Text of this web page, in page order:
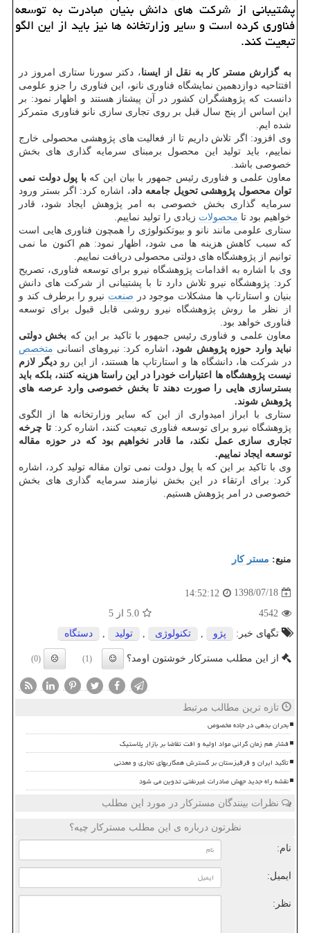
پشتیبانی از شركت های دانش بنیان مبادرت به توسعه
فناوری كرده است و سایر وزارتخانه ها نیز باید از این الگو
تبعیت كند.
به گزارش مستر كار به نقل از ایسنا، دكتر سورنا ستاری امروز در
افتتاحیه دوازدهمین نمایشگاه فناوری نانو، این فناوری را جزو علومی
دانست كه پژوهشگران كشور در آن پیشتاز هستند و اظهار نمود: بر
این اساس از پنج سال قبل بر روی تجاری سازی نانو فناوری متمركز
شده ایم.
وی افزود: اگر تلاش داریم تا از فعالیت های پژوهشی محصولی خارج
نماییم، باید تولید این محصول برمبنای سرمایه گذاری های بخش
خصوصی باشد.
معاون علمی و فناوری رئیس جمهور با بیان این كه با پول دولت نمی
توان محصول پژوهشی تحویل جامعه داد، اشاره كرد: اگر بستر ورود
سرمایه گذاری بخش خصوصی به امر پژوهش ایجاد شود، قادر
خواهیم بود تا محصولات زیادی را تولید نماییم.
ستاری علومی مانند نانو و بیوتكنولوژی را همچون فناوری هایی است
كه سبب كاهش هزینه ها می شود، اظهار نمود: هم اكنون ما نمی
توانیم از پژوهشگاه های دولتی محصولی دریافت نماییم.
وی با اشاره به اقدامات پژوهشگاه نیرو برای توسعه فناوری، تصریح
كرد: پژوهشگاه نیرو تلاش دارد تا با پشتیبانی از شركت های دانش
بنیان و استارتاپ ها مشكلات موجود در صنعت نیرو را برطرف كند و
از نظر ما روش پژوهشگاه نیرو روشی قابل قبول برای توسعه
فناوری خواهد بود.
معاون علمی و فناوری رئیس جمهور با تاكید بر این كه بخش دولتی
نباید وارد حوزه پژوهش شود، اشاره كرد: نیروهای انسانی متخصص
در شركت ها، دانشگاه ها و استارتاپ ها هستند، از این رو دیگر لازم
نیست پژوهشگاه ها اعتبارات خودرا در این راستا هزینه كنند، بلكه باید
بسترسازی هایی را صورت دهند تا بخش خصوصی وارد عرصه های
پژوهش شوند.
ستاری با ابراز امیدواری از این كه سایر وزارتخانه ها از الگوی
پژوهشگاه نیرو برای توسعه فناوری تبعیت كنند، اشاره كرد:تا چرخه
تجاری سازی عمل نكند، ما قادر نخواهیم بود كه در حوزه مقاله
توسعه ایجاد نماییم.
وی با تاكید بر این كه با پول دولت نمی توان مقاله تولید كرد، اشاره
كرد: برای ارتقاء در این بخش نیازمند سرمایه گذاری های بخش
خصوصی در امر پژوهش هستیم.
منبع: مستر كار
1398/07/18
14:52:12
4542
5.0 از 5
تگهای خبر:
پژو تكنولوژی تولید دستگاه
از این مطلب مسترکار خوشتون اومد؟ (1)
(0)
تازه ترین مطالب مرتبط
بحران بدهی در جاده مخصوص
فشار هم زمان گرانی مواد اولیه و افت تقاضا بر بازار پلاستیک
تأکید ایران و قرقیزستان بر گسترش همکاریهای تجاری و معدنی
نقشه راه جدید جهش صادرات غیرنفتی تدوین می شود
نظرات بینندگان مسترکار در مورد این مطلب
نظرتون درباره ی این مطلب مسترکار چیه؟
نام:
ایمیل:
نظر: